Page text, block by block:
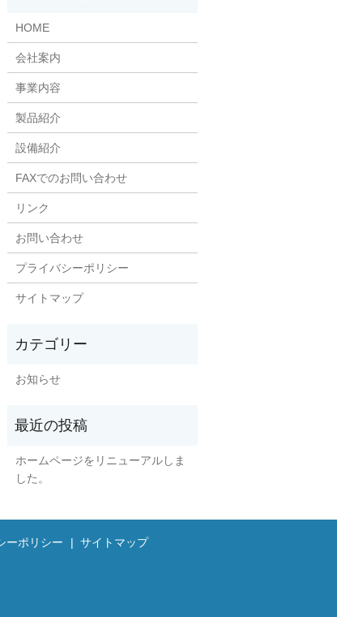
HOME
会社案内
事業内容
製品紹介
設備紹介
FAXでのお問い合わせ
リンク
お問い合わせ
プライバシーポリシー
サイトマップ
お知らせ
ホームページをリニューアルしま
した。
ーポリシー サイトマップ